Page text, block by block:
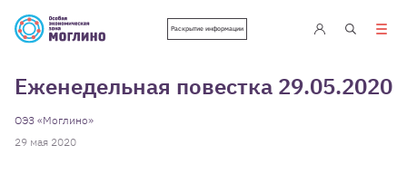
Раскрытие информации
Еженедельная повестка 29.05.2020
ОЭЗ «Моглино»
29 мая 2020